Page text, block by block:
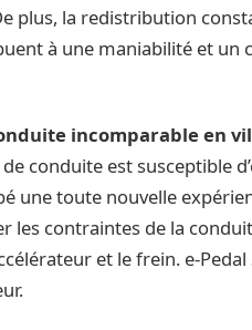
plus, la redistribution
à une maniabilité et un
incomparable en
conduite est susceptible
une toute nouvelle
les contraintes de la
et le frein. e-